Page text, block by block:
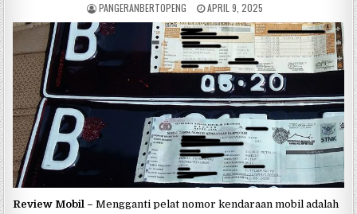
PANGERANBERTOPENG APRIL 9, 2025
Review Mobil – Mengganti pelat nomor kendaraan mobil adalah